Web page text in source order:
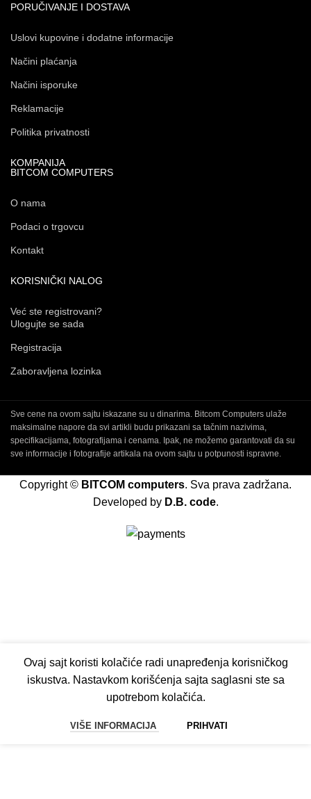
PORUČIVANJE I DOSTAVA
Uslovi kupovine i dodatne informacije
Načini plaćanja
Načini isporuke
Reklamacije
Politika privatnosti
KOMPANIJA
BITCOM COMPUTERS
O nama
Podaci o trgovcu
Kontakt
KORISNIČKI NALOG
Već ste registrovani?
Ulogujte se sada
Registracija
Zaboravljena lozinka
Sve cene na ovom sajtu iskazane su u dinarima. Bitcom Computers ulaže
maksimalne napore da svi artikli budu prikazani sa tačnim nazivima,
specifikacijama, fotografijama i cenama. Ipak, ne možemo garantovati da su
sve informacije i fotografije artikala na ovom sajtu u potpunosti ispravne.
Copyright © BITCOM computers. Sva prava zadržana.
Developed by D.B. code.
Ovaj sajt koristi kolačiće radi unapređenja korisničkog
iskustva. Nastavkom korišćenja sajta saglasni ste sa
upotrebom kolačića.
VIŠE INFORMACIJA PRIHVATI